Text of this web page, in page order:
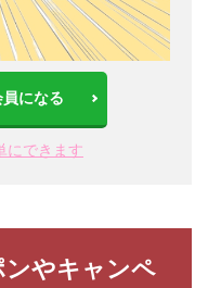
になる
にできます
ンやキャンペ